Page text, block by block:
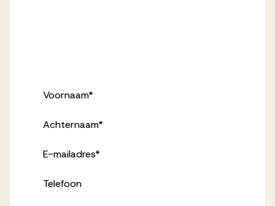
Voornaam*
Achternaam*
E-mailadres*
Telefoon